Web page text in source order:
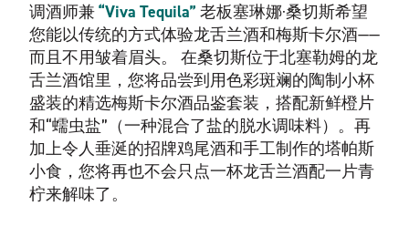
调酒师兼“Viva Tequila” 老板塞琳娜·桑切斯希望
您能以传统的方式体验龙舌兰酒和梅斯卡尔酒——
而且不用皱着眉头。 在桑切斯位于北塞勒姆的龙
舌兰酒馆里，您将品尝到用色彩斑斓的陶制小杯
盛装的精选梅斯卡尔酒品鉴套装，搭配新鲜橙片
和“蠕虫盐”（一种混合了盐的脱水调味料）。再
加上令人垂涎的招牌鸡尾酒和手工制作的塔帕斯
小食，您将再也不会只点一杯龙舌兰酒配一片青
柠来解味了。